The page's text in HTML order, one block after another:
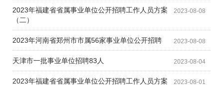
2023-08-08
2023年福建省省属事业单位公开招聘工作人员方案
（二）
2023-08-08
2023年河南省郑州市市属56家事业单位公开招聘
2023-08-04
天津市一批事业单位招聘83人
2023-08-01
2023年福建省省属事业单位公开招聘工作人员方案